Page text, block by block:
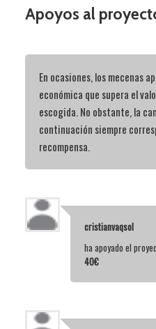
Apoyos al
En ocasiones, los mecenas
económica que supera el
escogida. No obstante, la
continuación siempre
recompensa.
cristianvaqsol
ha apoyado el
40€